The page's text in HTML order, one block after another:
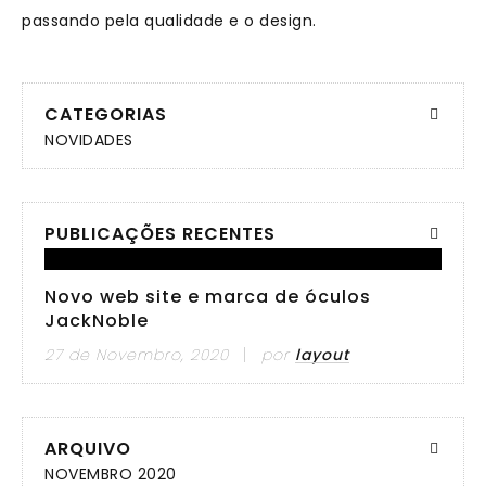
passando pela qualidade e o design.
CATEGORIAS
NOVIDADES
PUBLICAÇÕES RECENTES
Novo web site e marca de óculos
JackNoble
27 de Novembro, 2020 por layout
ARQUIVO
NOVEMBRO 2020